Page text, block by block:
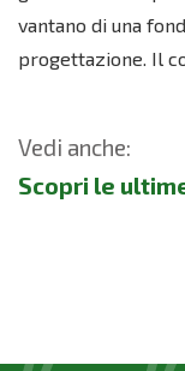
vantano di una
progettazione. Il
Vedi anche:
Scopri le